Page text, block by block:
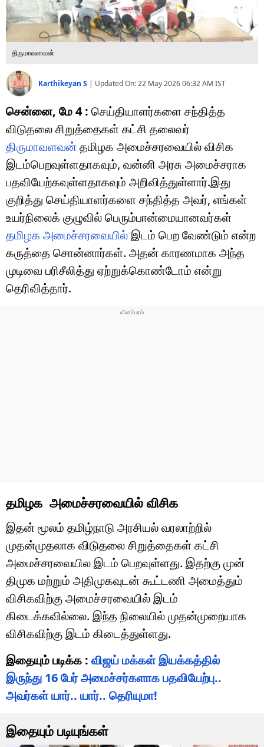
போட்டோ கேலரி
திருமாவளவன்
Karthikeyan S | Updated On:22 May 2026 06:32 AM IST
சென்னை, மே 4 : செய்தியாளர்களை சந்தித்த
விடுதலை சிறுத்தைகள் கட்சி தலைவர்
திருமாவளவன்தமிழக அமைச்சரவையில் விசிக
இடம்பெறவுள்ளதாகவும், வன்னி அரசு அமைச்சராக
பதவியேற்கவுள்ளதாகவும் அறிவித்துள்ளார்.இது
குறித்து செய்தியாளர்களை சந்தித்த அவர், எங்கள்
உயர்நிலைக் குழுவில் பெரும்பான்மையானவர்கள்
தமிழக அமைச்சரவையில்இடம் பெற வேண்டும் என்ற
கருத்தை சொன்னார்கள். அதன் காரணமாக அந்த
முடிவை பரிசீலித்து ஏற்றுக்கொண்டோம் என்று
தெரிவித்தார்.
தமிழக அமைச்சரவையில் விசிக
இதன் மூலம் தமிழ்நாடு அரசியல் வரலாற்றில்
முதன்முதலாக விடுதலை சிறுத்தைகள் கட்சி
அமைச்சரவையில இடம் பெறவுள்ளது. இதற்கு முன்
திமுக மற்றும் அதிமுகவுடன் கூட்டணி அமைத்தும்
விசிகவிற்கு அமைச்சரவையில் இடம்
கிடைக்கவில்லை. இந்த நிலையில் முதன்முறையாக
விசிகவிற்கு இடம் கிடைத்துள்ளது.
இதையும் படிக்க : விஜய் மக்கள் இயக்கத்தில்
இருந்து 16 பேர் அமைச்சர்களாக பதவியேற்பு..
அவர்கள் யார்.. யார்.. தெரியுமா!
இதையும் படியுங்கள்